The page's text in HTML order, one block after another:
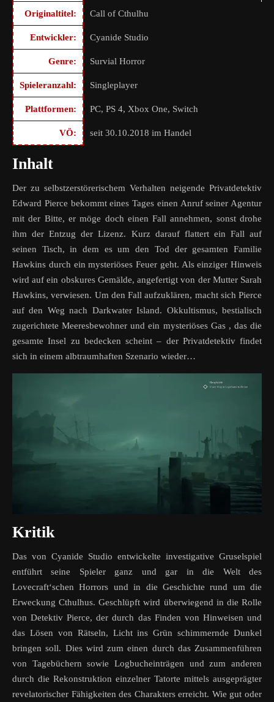
Originaltitel: Call of Cthulhu
Entwickler: Cyanide Studio
Genre: Survial Horror
Spieleranzahl: Singleplayer
Plattformen: PC, PS 4, Xbox One, Switch
VÖ: seit 30.10.2018 im Handel
Inhalt
Der zu selbstzerstörerischem Verhalten neigende Privatdetektiv
Edward Pierce bekommt eines Tages einen Anruf seiner Agentur
mit der Bitte, er möge doch einen Fall annehmen, sonst drohe
ihm der Entzug der Lizenz. Kurz darauf flattert ein Fall auf
seinen Tisch, in dem es um den Tod der gesamten Familie
Hawkins durch ein mysteriöses Feuer geht. Als einziger Hinweis
wird auf ein obskures Gemälde, angefertigt von der Mutter Sarah
Hawkins, verwiesen. Um den Fall aufzuklären, macht sich Pierce
auf den Weg nach Darkwater Island. Okkultismus, bestialisch
zugerichtete Meeresbewohner und ein mysteriöses Gas , das die
gesamte Insel zu bedecken scheint – der Privatdetektiv findet
sich in einem albtraumhaften Szenario wieder…
Kritik
Das von Cyanide Studio entwickelte investigative Gruselspiel
entführt seine Spieler ganz und gar in die Welt des
Lovecraft‘schen Horrors und in die Geschichte rund um die
Erweckung Cthulhus. Geschlüpft wird überwiegend in die Rolle
von Detektiv Pierce, der durch das Finden von Hinweisen und
das Lösen von Rätseln, Licht ins Grün schimmernde Dunkel
bringen soll. Dies wird zum einen durch das Zusammenführen
von Tagebüchern sowie Logbucheinträgen und zum anderen
durch die Rekonstruktion einzelner Tatorte mittels ausgeprägter
revelatorischer Fähigkeiten des Charakters erreicht. Wie gut oder